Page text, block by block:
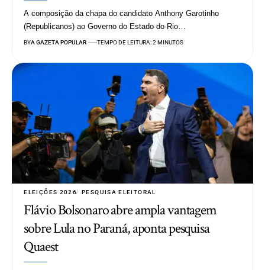
A composição da chapa do candidato Anthony Garotinho
(Republicanos) ao Governo do Estado do Rio…
BYA GAZETA POPULAR TEMPO DE LEITURA: 2 MINUTOS
ELEIÇÕES 2026 PESQUISA ELEITORAL
Flávio Bolsonaro abre ampla vantagem
sobre Lula no Paraná, aponta pesquisa
Quaest